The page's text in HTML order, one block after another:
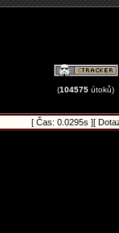
(104575 útoků)
[ Čas: 0.0295s ][